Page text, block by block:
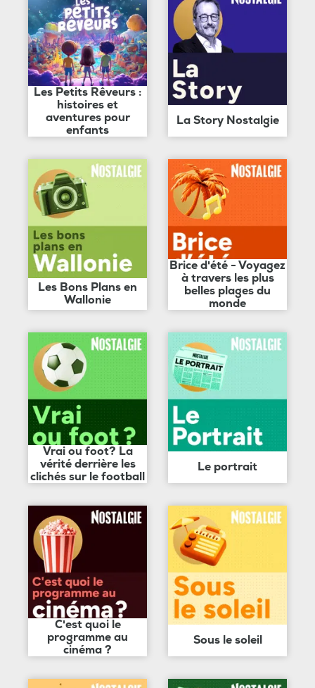
Les Petits Rêveurs :
histoires et
aventures pour
enfants
La Story Nostalgie
Les Bons Plans en
Wallonie
Brice d'été - Voyagez
à travers les plus
belles plages du
monde
Vrai ou foot? La
vérité derrière les
clichés sur le football
Le portrait
C'est quoi le
programme au
cinéma ?
Sous le soleil